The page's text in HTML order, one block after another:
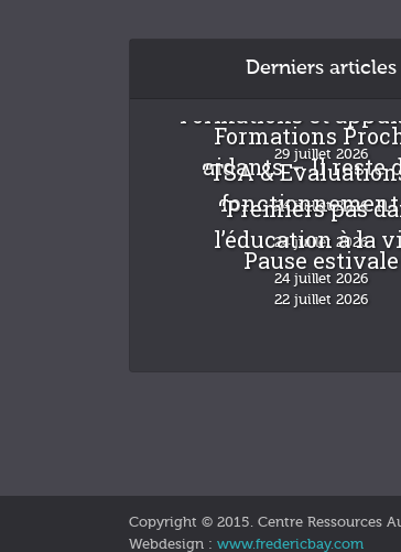
Derniers articles
Formations et
29 juillet 2026
Formations
aidants – Il reste
24 juillet 2026
“TSA &
fonctionnement
24 juillet 2026
“Premiers pas
l’éducation à la
24 juillet 2026
Pause estivale
22 juillet 2026
Copyright © 2015. Centre Ressources
Webdesign : www.fredericbay.com